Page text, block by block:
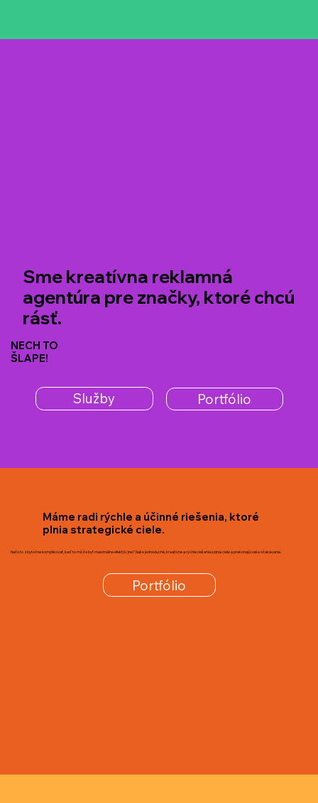
Máme radi rýchle a účinné riešenia, ktoré
plnia strategické ciele.
Načo to zbytočne komplikovať, keď to môže byť maximálne efekt(ív)ne? Naše jednoduché, kreatívne a rýchle riešenia splnia ciele a prekonajú vaše očakávania.
Portfólio
Sme kreatívna reklamná
agentúra pre značky, ktoré chcú
rásť.
NECH TO
ŠLAPE!
Služby Portfólio